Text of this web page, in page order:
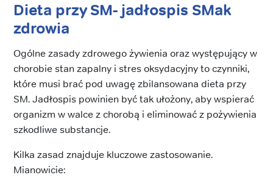
Dieta przy SM- jadłospis SMak
zdrowia
Ogólne zasady zdrowego żywienia oraz występujący w
chorobie stan zapalny i stres oksydacyjny to czynniki,
które musi brać pod uwagę zbilansowana dieta przy
SM. Jadłospis powinien być tak ułożony, aby wspierać
organizm w walce z chorobą i eliminować z pożywienia
szkodliwe substancje.
Kilka zasad znajduje kluczowe zastosowanie.
Mianowicie: